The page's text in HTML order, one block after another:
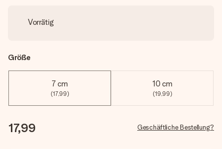
Vorrätig
Größe
7 cm
(17,99)
10 cm
(19,99)
17,99 Geschäftliche Bestellung?